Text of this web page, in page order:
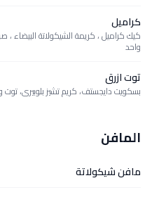
كراميل
كيك كراميل ، كريمة الشيكولاتة البيضاء
واحد
توت ازرق
بسكويت دايجستف، كريم تشيز بلوبيرى،
المافن
مافن شيكولاتة